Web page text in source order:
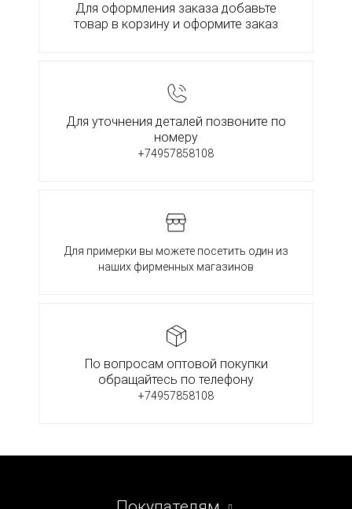
Для оформления заказа добавьте
товар в корзину и оформите заказ
Для уточнения деталей позвоните по
номеру
+74957858108
Для примерки вы можете посетить один из
наших фирменных магазинов
По вопросам оптовой покупки
обращайтесь по телефону
+74957858108